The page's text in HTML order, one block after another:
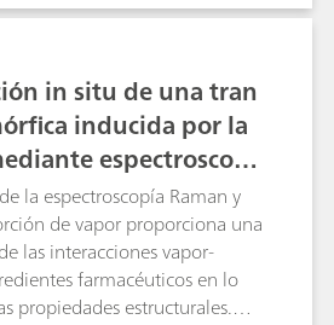
que se utiliza en el punto de
así los pasos hacia la
y proporcionando un
(ROI).
in situ de una tran
inducida por la
espectroscopí
gravimétrica
la espectroscopía Raman y
de vapor proporciona una
las interacciones vapor-
farmacéuticos en lo
propiedades estructurales.